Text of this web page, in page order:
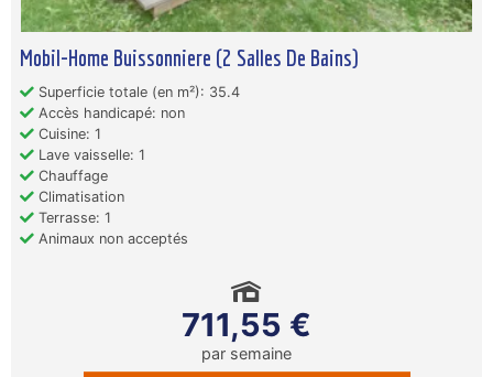
Mobil-Home Buissonniere (2 Salles De Bains)
Superficie totale (en m²): 35.4
Accès handicapé: non
Cuisine: 1
Lave vaisselle: 1
Chauffage
Climatisation
Terrasse: 1
Animaux non acceptés
711,55 €
par semaine